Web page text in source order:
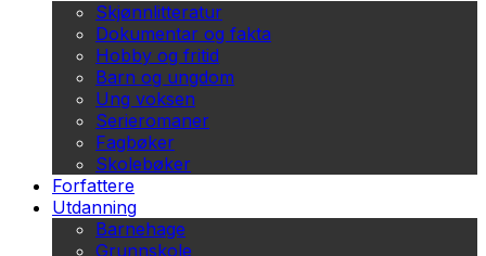
Skjønnlitteratur
Dokumentar og fakta
Hobby og fritid
Barn og ungdom
Ung voksen
Serieromaner
Fagbøker
Skolebøker
Forfattere
Utdanning
Barnehage
Grunnskole